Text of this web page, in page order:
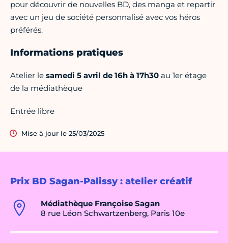
Prix BD Sagan-Palissy : atelier créatif
Médiathèque Françoise Sagan
8 rue Léon Schwartzenberg, Paris 10e
pour découvrir de nouvelles BD, des manga et repartir
avec un jeu de société personnalisé avec vos héros
préférés.
Informations pratiques
Atelier le samedi 5 avril de 16h à 17h30 au 1er étage
de la médiathèque
Entrée libre
Mise à jour le 25/03/2025